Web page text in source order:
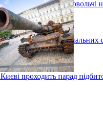
роздадуть продовольчі
робітників комунальних
проходить парад